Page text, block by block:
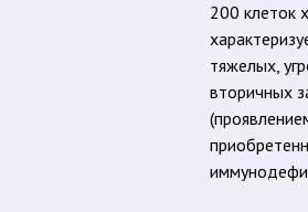
200 клеток
тяжелых,
вторичных